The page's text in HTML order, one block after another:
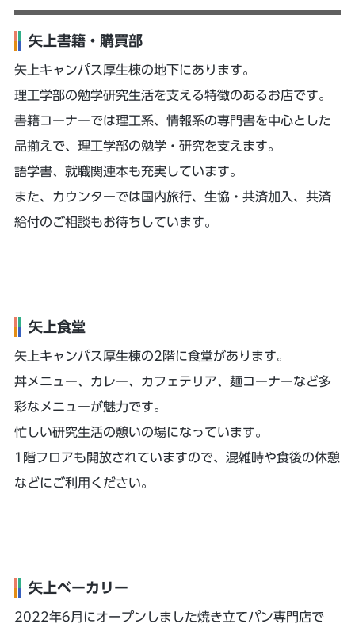
矢上書籍・購買部
矢上キャンパス厚生棟の地下にあります。
理工学部の勉学研究生活を支える特徴のあるお店です。
書籍コーナーでは理工系、情報系の専門書を中心とした
品揃えで、理工学部の勉学・研究を支えます。
語学書、就職関連本も充実しています。
また、カウンターでは国内旅行、生協・共済加入、共済
給付のご相談もお待ちしています。
矢上食堂
矢上キャンパス厚生棟の2階に食堂があります。
丼メニュー、カレー、カフェテリア、麺コーナーなど多
彩なメニューが魅力です。
忙しい研究生活の憩いの場になっています。
1階フロアも開放されていますので、混雑時や食後の休憩
などにご利用ください。
矢上ベーカリー
2022年6月にオープンしました焼き立てパン専門店で